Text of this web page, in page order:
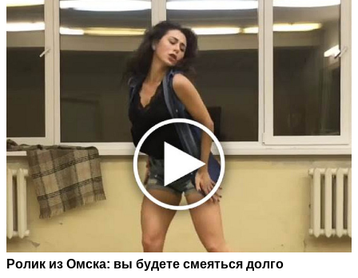
Ролик из Омска: вы будете смеяться долго